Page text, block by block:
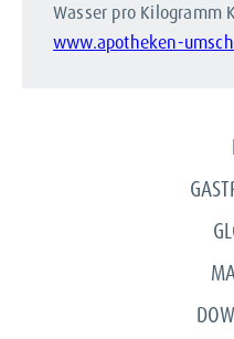
Wasser pro Kilogramm
www.apotheken-